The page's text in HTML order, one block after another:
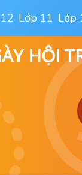
Lớp 11 Lớp
HỘI